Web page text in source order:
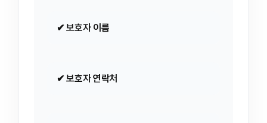
✔ 보호자 이름
✔ 보호자 연락처